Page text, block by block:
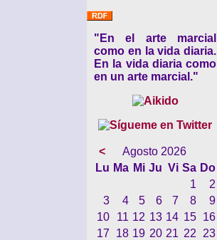
"En el arte marcial
como en la vida diaria.
En la vida diaria como
en un arte marcial."
<
Agosto 2026
Lu Ma Mi Ju Vi Sa Do
1
2
3
4 5 6 7 8
9
10
11 12 13 14 15
16
17
18 19 20 21 22
23